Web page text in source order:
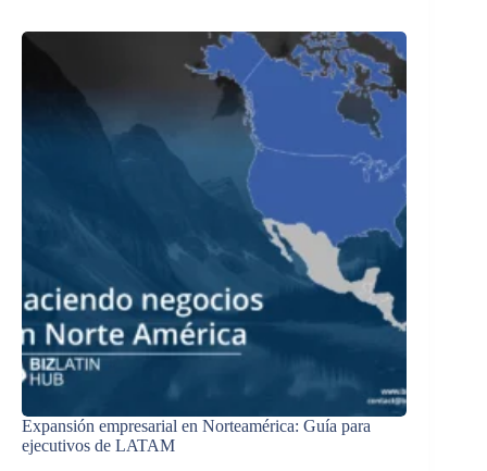
Expansión empresarial en Norteamérica: Guía para
ejecutivos de LATAM